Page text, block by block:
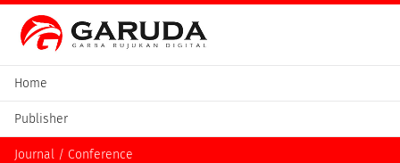
Home
Publisher
Journal / Conference